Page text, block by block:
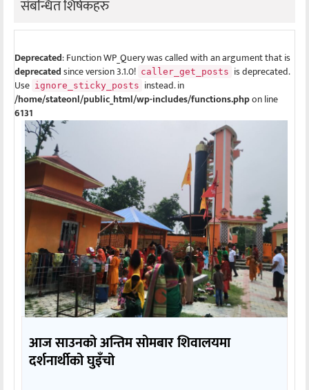
संबन्धित शिर्षकहरु
Deprecated: Function WP_Query was called with an argument that is
deprecatedsince version 3.1.0! caller_get_posts is deprecated.
Use ignore_sticky_posts instead. in
/home/stateonl/public_html/wp-includes/functions.phpon line
6131
आज साउनको अन्तिम सोमबार शिवालयमा
दर्शनार्थीको घुइँचो